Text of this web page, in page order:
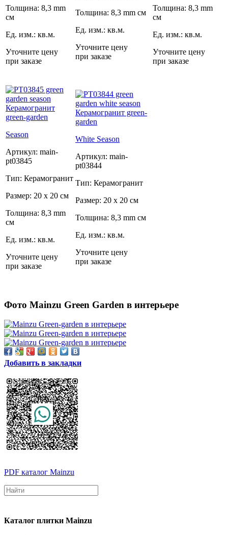
Толщина: 8,3 mm
см
Ед. изм.: кв.м.
Уточните цену
при заказе
Толщина: 8,3 mm см
Ед. изм.: кв.м.
Уточните цену
при заказе
Толщина: 8,3 mm
см
Ед. изм.: кв.м.
Уточните цену
при заказе
Season
Артикул: main-
pt03845
Тип: Керамогранит
Размер: 20 x 20 см
Толщина: 8,3 mm
см
Ед. изм.: кв.м.
Уточните цену
при заказе
White Season
Артикул: main-
pt03844
Тип: Керамогранит
Размер: 20 x 20 см
Толщина: 8,3 mm см
Ед. изм.: кв.м.
Уточните цену
при заказе
Фото Mainzu Green Garden в интерьере
Добавить в закладки
PDF каталог Mainzu
Каталог плитки Mainzu